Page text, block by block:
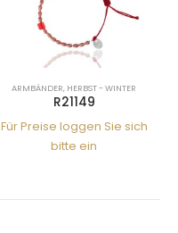
ARMBÄNDER, HERBST - WINTER
R21149
Für Preise loggen Sie sich
bitte ein